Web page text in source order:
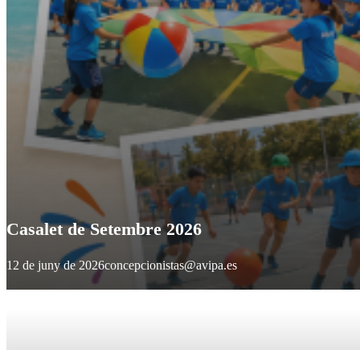
Casalet de Setembre 2026
12 de juny de 2026concepcionistas@avipa.es